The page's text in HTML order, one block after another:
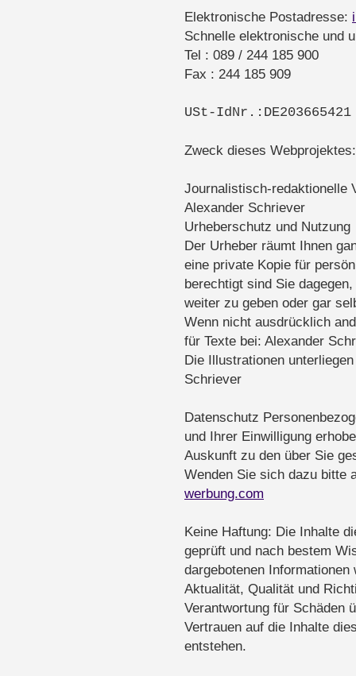
Elektronische Postadresse:
Schnelle elektronische und
Tel : 089 / 244 185 900
Fax : 244 185 909
USt-IdNr.:DE203665421
Zweck dieses
Journalistisch-redaktionelle
Alexander Schriever
Urheberschutz und Nutzung
Der Urheber räumt Ihnen
eine private Kopie für
berechtigt sind Sie
weiter zu geben oder gar
Wenn nicht ausdrücklich
für Texte bei: Alexander
Die Illustrationen
Schriever
Datenschutz
und Ihrer Einwilligung
Auskunft zu den über Sie
Wenden Sie sich dazu
werbung.com
Keine Haftung: Die Inhalte
geprüft und nach bestem
dargebotenen
Aktualität, Qualität und
Verantwortung für Schäden
Vertrauen auf die Inhalte
entstehen.